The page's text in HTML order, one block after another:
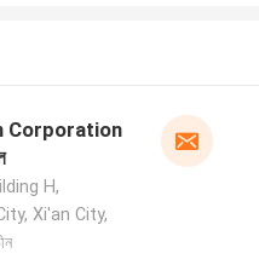
Corporation
H,
Xi'an City,